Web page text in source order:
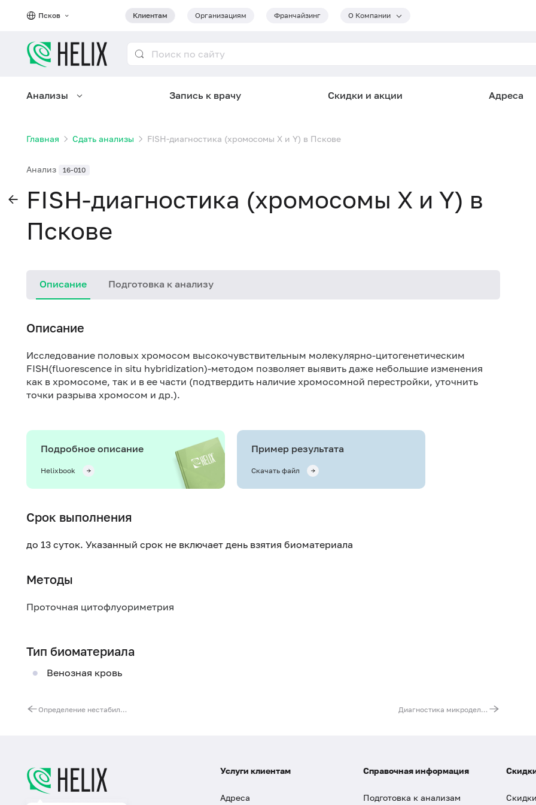
Псков Клиентам Организациям Франчайзинг О Компании
Анализы Запись к врачу Скидки и акции Адреса
Главная Сдать анализы FISH-диагностика (хромосомы X и Y) в Пскове
Анализ 16-010
FISH-диагностика (хромосомы X и Y) в
Пскове
Описание Подготовка к анализу
Описание
Исследование половых хромосом высокочувствительным молекулярно-цитогенетическим
FISH(fluorescence in situ hybridization)-методом позволяет выявить даже небольшие изменения
как в хромосоме, так и в ее части (подтвердить наличие хромосомной перестройки, уточнить
точки разрыва хромосом и др.).
Подробное описание
Helixbook
Пример результата
Скачать файл
Срок выполнения
до 13 суток. Указанный срок не включает день взятия биоматериала
Методы
Проточная цитофлуориметрия
Тип биоматериала
Венозная кровь
Определение нестабильности хромосомного аппарата как фактора риска развития онкологических заболеваний Диагностика микроделеционных синдромов Прадера – Вилли, Ангельмана, Ди Джорджи методом FISH (1 конкретный синдром)
Услуги клиентам
Адреса
Справочная информация
Подготовка к анализам